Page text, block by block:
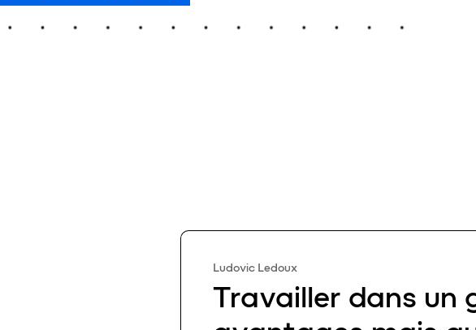
Ludovic Ledoux
Ludovic Ledoux
Travailler dans un